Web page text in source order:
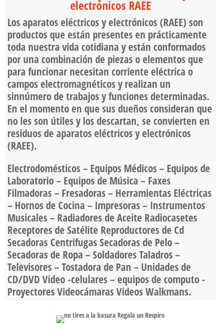
electrónicos RAEE
Los aparatos eléctricos y electrónicos (RAEE) son
productos que están presentes en prácticamente
toda nuestra vida cotidiana y están conformados
por una combinación de piezas o elementos que
para funcionar necesitan corriente eléctrica o
campos electromagnéticos y realizan un
sinnúmero de trabajos y funciones determinadas.
En el momento en que sus dueños consideran que
no les son útiles y los descartan, se convierten en
residuos de aparatos eléctricos y electrónicos
(RAEE).
Electrodomésticos – Equipos Médicos – Equipos de
Laboratorio – Equipos de Música – Faxes
Filmadoras – Fresadoras – Herramientas Eléctricas
– Hornos de Cocina – Impresoras – Instrumentos
Musicales – Radiadores de Aceite Radiocasetes
Receptores de Satélite Reproductores de Cd
Secadoras Centrifugas Secadoras de Pelo –
Secadoras de Ropa – Soldadores Taladros –
Televisores – Tostadora de Pan – Unidades de
CD/DVD Video -celulares – equipos de computo -
Proyectores Videocámaras Videos Walkmans.